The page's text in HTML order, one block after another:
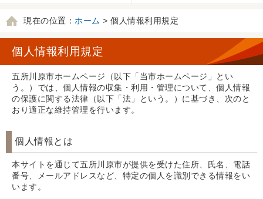
現在の位置： ホーム > 個人情報利用規定
個人情報利用規定
五所川原市ホームページ（以下「当市ホームページ」とい
う。）では、個人情報の収集・利用・管理について、個人情報
の保護に関する法律（以下「法」という。）に基づき、次のと
おり適正な維持管理を行います。
個人情報とは
本サイトを通じて五所川原市が提供を受けた住所、氏名、電話
番号、メールアドレスなど、特定の個人を識別できる情報をい
います。